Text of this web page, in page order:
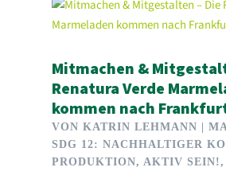
Mitmachen &
Renatura Verde
kommen nach
VON KATRIN LEHMANN |
SDG 12: NACHHALTIGER
PRODUKTION, AKTIV SEIN!,